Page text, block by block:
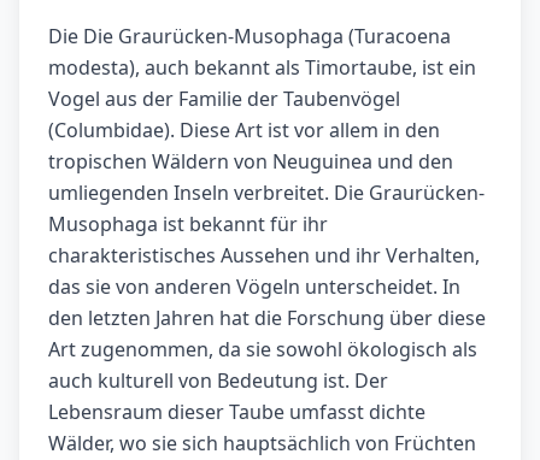
Die Die Graurücken-Musophaga (Turacoena
modesta), auch bekannt als Timortaube, ist ein
Vogel aus der Familie der Taubenvögel
(Columbidae). Diese Art ist vor allem in den
tropischen Wäldern von Neuguinea und den
umliegenden Inseln verbreitet. Die Graurücken-
Musophaga ist bekannt für ihr
charakteristisches Aussehen und ihr Verhalten,
das sie von anderen Vögeln unterscheidet. In
den letzten Jahren hat die Forschung über diese
Art zugenommen, da sie sowohl ökologisch als
auch kulturell von Bedeutung ist. Der
Lebensraum dieser Taube umfasst dichte
Wälder, wo sie sich hauptsächlich von Früchten